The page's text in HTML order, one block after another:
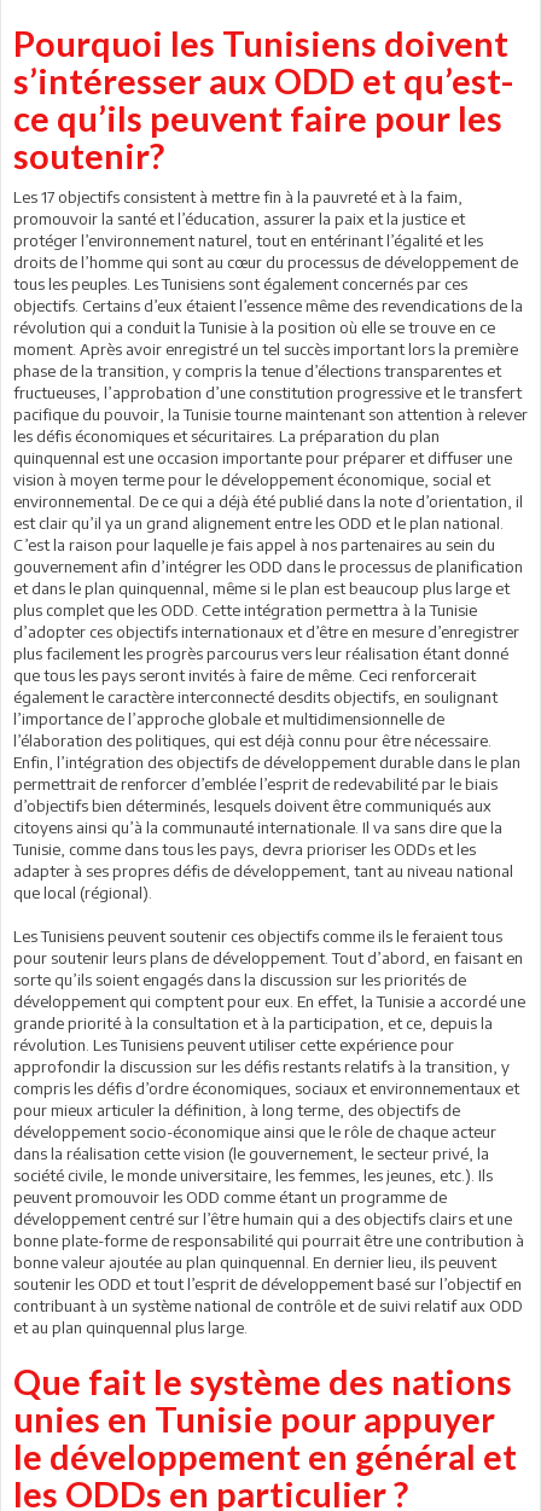
Pourquoi les Tunisiens doivent
s’intéresser aux ODD et qu’est-
ce qu’ils peuvent faire pour les
soutenir?
Les 17 objectifs consistent à mettre fin à la pauvreté et à la faim,
promouvoir la santé et l’éducation, assurer la paix et la justice et
protéger l’environnement naturel, tout en entérinant l’égalité et les
droits de l’homme qui sont au cœur du processus de développement de
tous les peuples. Les Tunisiens sont également concernés par ces
objectifs. Certains d’eux étaient l’essence même des revendications de la
révolution qui a conduit la Tunisie à la position où elle se trouve en ce
moment. Après avoir enregistré un tel succès important lors la première
phase de la transition, y compris la tenue d’élections transparentes et
fructueuses, l’approbation d’une constitution progressive et le transfert
pacifique du pouvoir, la Tunisie tourne maintenant son attention à relever
les défis économiques et sécuritaires. La préparation du plan
quinquennal est une occasion importante pour préparer et diffuser une
vision à moyen terme pour le développement économique, social et
environnemental. De ce qui a déjà été publié dans la note d’orientation, il
est clair qu’il ya un grand alignement entre les ODD et le plan national.
C’est la raison pour laquelle je fais appel à nos partenaires au sein du
gouvernement afin d’intégrer les ODD dans le processus de planification
et dans le plan quinquennal, même si le plan est beaucoup plus large et
plus complet que les ODD. Cette intégration permettra à la Tunisie
d’adopter ces objectifs internationaux et d’être en mesure d’enregistrer
plus facilement les progrès parcourus vers leur réalisation étant donné
que tous les pays seront invités à faire de même. Ceci renforcerait
également le caractère interconnecté desdits objectifs, en soulignant
l’importance de l’approche globale et multidimensionnelle de
l’élaboration des politiques, qui est déjà connu pour être nécessaire.
Enfin, l’intégration des objectifs de développement durable dans le plan
permettrait de renforcer d’emblée l’esprit de redevabilité par le biais
d’objectifs bien déterminés, lesquels doivent être communiqués aux
citoyens ainsi qu’à la communauté internationale. Il va sans dire que la
Tunisie, comme dans tous les pays, devra prioriser les ODDs et les
adapter à ses propres défis de développement, tant au niveau national
que local (régional).
Les Tunisiens peuvent soutenir ces objectifs comme ils le feraient tous
pour soutenir leurs plans de développement. Tout d’abord, en faisant en
sorte qu’ils soient engagés dans la discussion sur les priorités de
développement qui comptent pour eux. En effet, la Tunisie a accordé une
grande priorité à la consultation et à la participation, et ce, depuis la
révolution. Les Tunisiens peuvent utiliser cette expérience pour
approfondir la discussion sur les défis restants relatifs à la transition, y
compris les défis d’ordre économiques, sociaux et environnementaux et
pour mieux articuler la définition, à long terme, des objectifs de
développement socio-économique ainsi que le rôle de chaque acteur
dans la réalisation cette vision (le gouvernement, le secteur privé, la
société civile, le monde universitaire, les femmes, les jeunes, etc.). Ils
peuvent promouvoir les ODD comme étant un programme de
développement centré sur l’être humain qui a des objectifs clairs et une
bonne plate-forme de responsabilité qui pourrait être une contribution à
bonne valeur ajoutée au plan quinquennal. En dernier lieu, ils peuvent
soutenir les ODD et tout l’esprit de développement basé sur l’objectif en
contribuant à un système national de contrôle et de suivi relatif aux ODD
et au plan quinquennal plus large.
Que fait le système des nations
unies en Tunisie pour appuyer
le développement en général et
les ODDs en particulier ?